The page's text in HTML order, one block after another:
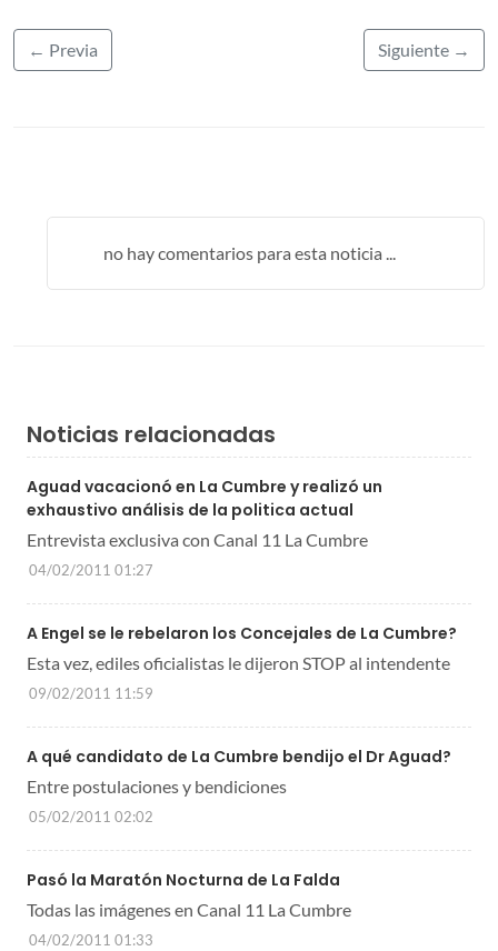
← Previa Siguiente →
no hay comentarios para esta noticia ...
Noticias relacionadas
Aguad vacacionó en La Cumbre y realizó un
exhaustivo análisis de la politica actual
Entrevista exclusiva con Canal 11 La Cumbre
04/02/2011 01:27
A Engel se le rebelaron los Concejales de La Cumbre?
Esta vez, ediles oficialistas le dijeron STOP al intendente
09/02/2011 11:59
A qué candidato de La Cumbre bendijo el Dr Aguad?
Entre postulaciones y bendiciones
05/02/2011 02:02
Pasó la Maratón Nocturna de La Falda
Todas las imágenes en Canal 11 La Cumbre
04/02/2011 01:33